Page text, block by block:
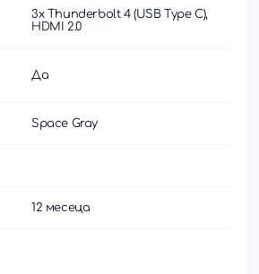
3x Thunderbolt 4 (USB Type C),
HDMI 2.0
Да
Space Gray
12 месеца